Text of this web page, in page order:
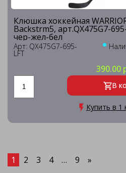
Клюшка хоккейная
Backstrm5, арт.QX475G7-
чер-жел-бел
Арт: QX475G7-695-
LFT
390.00
В
Купить в 1
1 2 3 4 … 9 »